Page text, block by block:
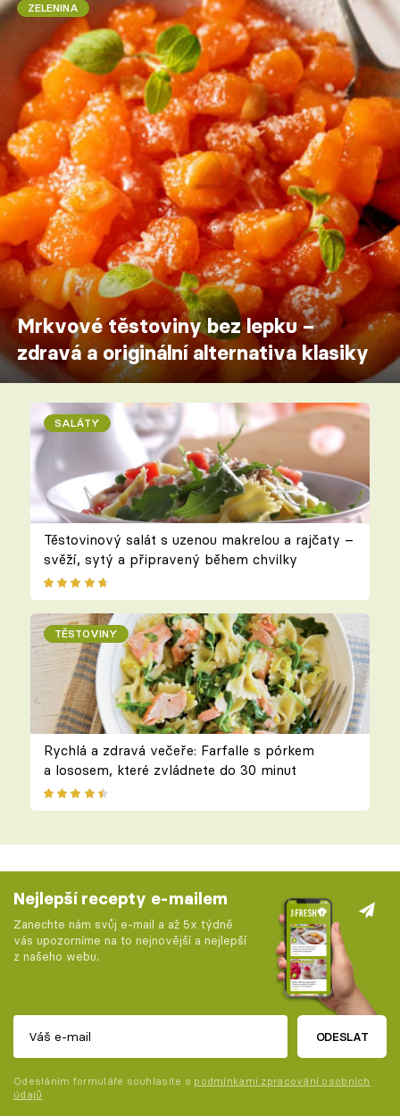
ZELENINA
Mrkvové těstoviny bez lepku –
zdravá a originální alternativa klasiky
SALÁTY
Těstovinový salát s uzenou makrelou a rajčaty –
svěží, sytý a připravený během chvilky
TĚSTOVINY
Rychlá a zdravá večeře: Farfalle s pórkem
a lososem, které zvládnete do 30 minut
Nejlepší recepty e-mailem
Zanechte nám svůj e-mail a až 5x týdně
vás upozorníme na to nejnovější a nejlepší
z našeho webu.
ODESLAT
Odesláním formuláře souhlasíte s podmínkami zpracování osobních
údajů